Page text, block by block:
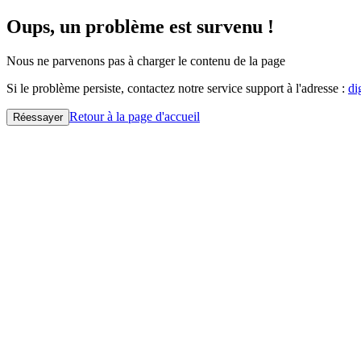
Oups, un problème est survenu !
Nous ne parvenons pas à charger le contenu de la page
Si le problème persiste, contactez notre service support à l'adresse :
Réessayer Retour à la page d'accueil